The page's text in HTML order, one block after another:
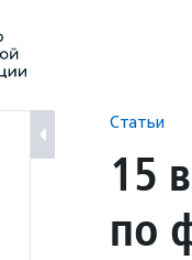
Статьи
15
по